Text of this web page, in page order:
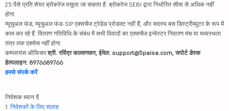
25 पैसे प्रति शेयर ब्रोकरेज वसूला जा सकता है. ब्रोकरेज SEBI द्वारा निर्धारित सीमा से अधिक नहीं
होगा.
म्यूचुअल फंड, म्यूचुअल फंड-SIP एक्सचेंज ट्रेडेड प्रोडक्ट नहीं हैं, और सदस्य बस डिस्ट्रीब्यूटर के रूप में
काम कर रहे हैं. वितरण गतिविधि के संबंध में सभी विवादों का एक्सचेंज इन्वेस्टर निवारण मंच या मध्यस्थता
तंत्र तक एक्सेस नहीं होगा.
कम्प्लायंस ऑफिसर:श्री. रविंद्र कलवणकर, ईमेल: support@5paisa.com, सपोर्ट डेस्क
हेल्पलाइन: 8976689766
हमसे संपर्क करें
निवेशक ध्यान दें
1. निवेशकों के लिए सलाह